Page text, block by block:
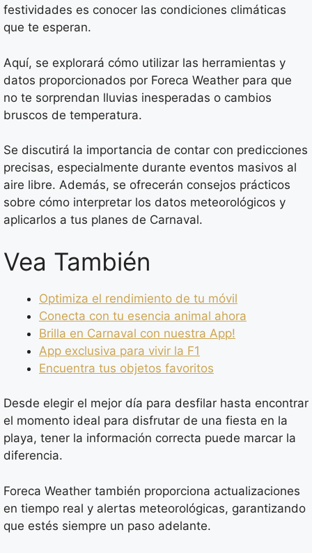
festividades es conocer las condiciones climáticas
que te esperan.
Aquí, se explorará cómo utilizar las herramientas y
datos proporcionados por Foreca Weather para que
no te sorprendan lluvias inesperadas o cambios
bruscos de temperatura.
Se discutirá la importancia de contar con predicciones
precisas, especialmente durante eventos masivos al
aire libre. Además, se ofrecerán consejos prácticos
sobre cómo interpretar los datos meteorológicos y
aplicarlos a tus planes de Carnaval.
Vea También
Optimiza el rendimiento de tu móvil
Conecta con tu esencia animal ahora
Brilla en Carnaval con nuestra App!
App exclusiva para vivir la F1
Encuentra tus objetos favoritos
Desde elegir el mejor día para desfilar hasta encontrar
el momento ideal para disfrutar de una fiesta en la
playa, tener la información correcta puede marcar la
diferencia.
Foreca Weather también proporciona actualizaciones
en tiempo real y alertas meteorológicas, garantizando
que estés siempre un paso adelante.